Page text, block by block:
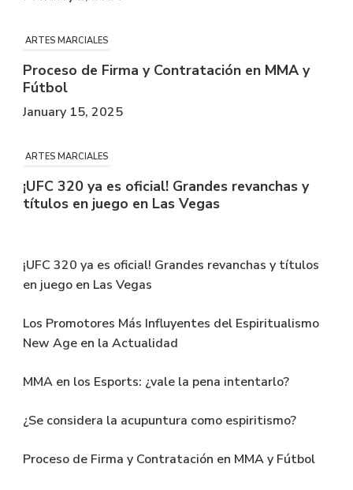
ARTES MARCIALES
Proceso de Firma y Contratación en MMA y
Fútbol
January 15, 2025
ARTES MARCIALES
¡UFC 320 ya es oficial! Grandes revanchas y
títulos en juego en Las Vegas
¡UFC 320 ya es oficial! Grandes revanchas y títulos
en juego en Las Vegas
Los Promotores Más Influyentes del Espiritualismo
New Age en la Actualidad
MMA en los Esports: ¿vale la pena intentarlo?
¿Se considera la acupuntura como espiritismo?
Proceso de Firma y Contratación en MMA y Fútbol